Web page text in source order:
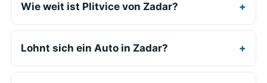
Wie weit ist Plitvice von Zadar?
Lohnt sich ein Auto in Zadar?